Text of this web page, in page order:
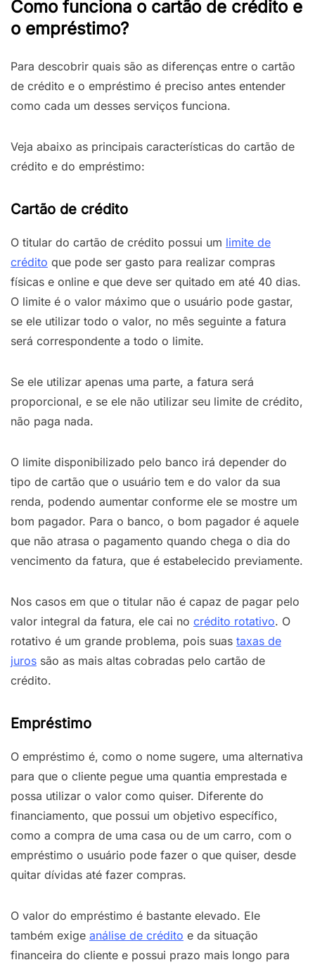
Como funciona o cartão de crédito e
o empréstimo?
Para descobrir quais são as diferenças entre o cartão
de crédito e o empréstimo é preciso antes entender
como cada um desses serviços funciona.
Veja abaixo as principais características do cartão de
crédito e do empréstimo:
Cartão de crédito
O titular do cartão de crédito possui um limite de
crédito que pode ser gasto para realizar compras
físicas e online e que deve ser quitado em até 40 dias.
O limite é o valor máximo que o usuário pode gastar,
se ele utilizar todo o valor, no mês seguinte a fatura
será correspondente a todo o limite.
Se ele utilizar apenas uma parte, a fatura será
proporcional, e se ele não utilizar seu limite de crédito,
não paga nada.
O limite disponibilizado pelo banco irá depender do
tipo de cartão que o usuário tem e do valor da sua
renda, podendo aumentar conforme ele se mostre um
bom pagador. Para o banco, o bom pagador é aquele
que não atrasa o pagamento quando chega o dia do
vencimento da fatura, que é estabelecido previamente.
Nos casos em que o titular não é capaz de pagar pelo
valor integral da fatura, ele cai no crédito rotativo. O
rotativo é um grande problema, pois suas taxas de
juros são as mais altas cobradas pelo cartão de
crédito.
Empréstimo
O empréstimo é, como o nome sugere, uma alternativa
para que o cliente pegue uma quantia emprestada e
possa utilizar o valor como quiser. Diferente do
financiamento, que possui um objetivo específico,
como a compra de uma casa ou de um carro, com o
empréstimo o usuário pode fazer o que quiser, desde
quitar dívidas até fazer compras.
O valor do empréstimo é bastante elevado. Ele
também exige análise de crédito e da situação
financeira do cliente e possui prazo mais longo para